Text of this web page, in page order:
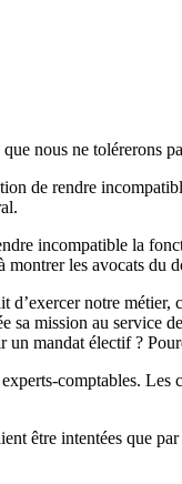
nous ne tolérerons
de rendre
incompatible la
montrer les avocats du
notre
sa mission au service
mandat électif ?
comptables.
être intentées que